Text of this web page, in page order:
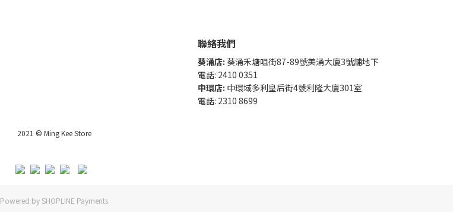
聯絡我們
葵涌店: 葵涌禾塘咀街87-89號美涌大廈3號舖地下
電話: 2410 0351
中環店: 中環域多利皇后街4號利隆大廈301室
電話: 2310 8699
2021 © Ming Kee Store
Powered by SHOPLINE Payments